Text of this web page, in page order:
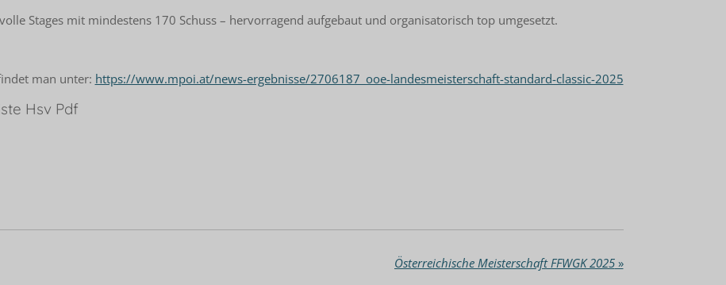
Stages mit mindestens 170 Schuss – hervorragend aufgebaut und organisatorisch top umgesetzt.
man unter: https://www.mpoi.at/news-ergebnisse/2706187_ooe-landesmeisterschaft-standard-classic-2025
Hsv Pdf
Österreichische Meisterschaft FFWGK 2025»